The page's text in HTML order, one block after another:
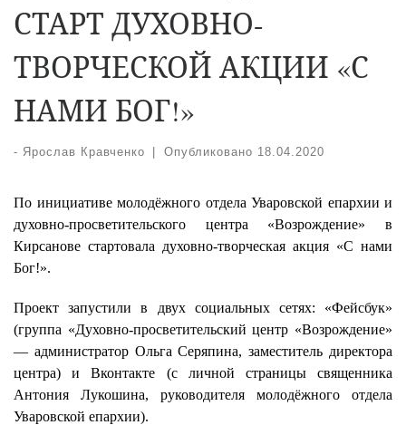
СТАРТ ДУХОВНО-
ТВОРЧЕСКОЙ АКЦИИ «С
НАМИ БОГ!»
- Ярослав Кравченко Опубликовано 18.04.2020
По инициативе молодёжного отдела Уваровской епархии и
духовно-просветительского центра «Возрождение» в
Кирсанове стартовала духовно-творческая акция «С нами
Бог!».
Проект запустили в двух социальных сетях: «Фейсбук»
(группа «Духовно-просветительский центр «Возрождение»
— администратор Ольга Серяпина, заместитель директора
центра) и Вконтакте (с личной страницы священника
Антония Лукошина, руководителя молодёжного отдела
Уваровской епархии).